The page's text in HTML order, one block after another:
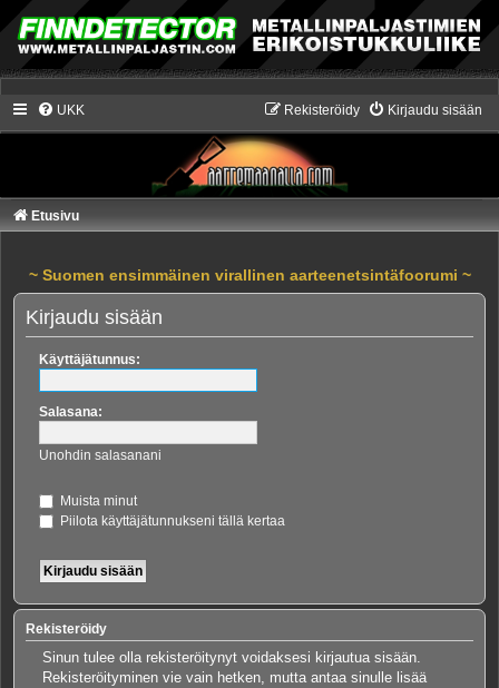
UKK Kirjaudu sisään
Rekisteröidy
Etusivu
~ Suomen ensimmäinen virallinen aarteenetsintäfoorumi ~
Kirjaudu sisään
Käyttäjätunnus:
Salasana:
Unohdin salasanani
Muista minut
Piilota käyttäjätunnukseni tällä kertaa
Rekisteröidy
Sinun tulee olla rekisteröitynyt voidaksesi kirjautua sisään.
Rekisteröityminen vie vain hetken, mutta antaa sinulle lisää